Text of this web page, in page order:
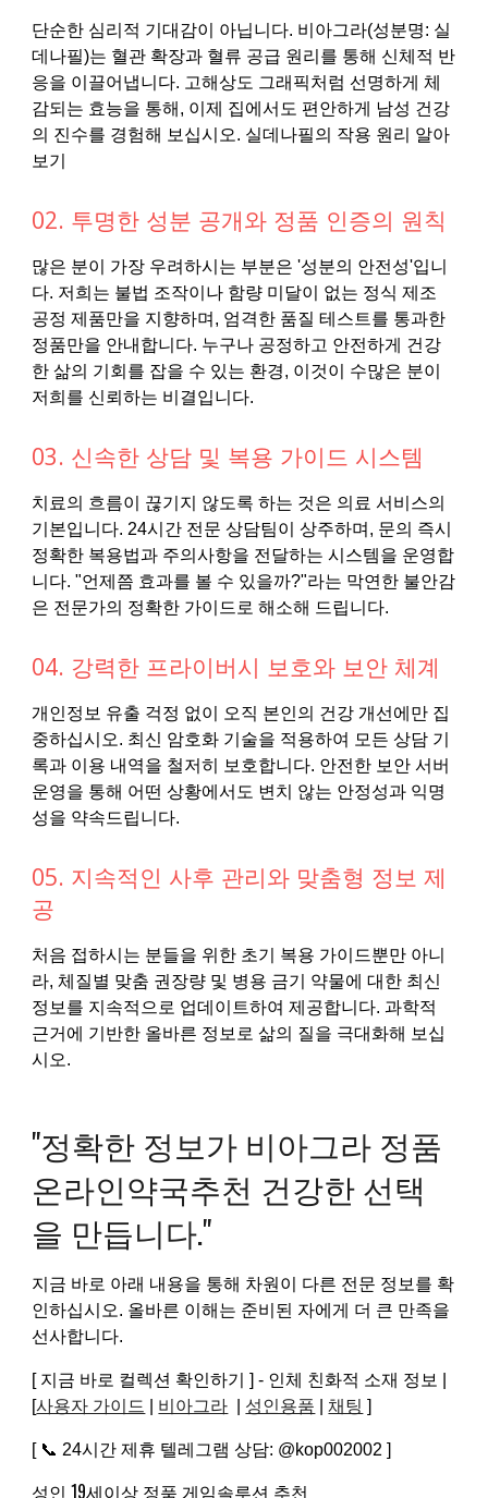
단순한 심리적 기대감이 아닙니다. 비아그라(성분명: 실
데나필)는 혈관 확장과 혈류 공급 원리를 통해 신체적 반
응을 이끌어냅니다. 고해상도 그래픽처럼 선명하게 체
감되는 효능을 통해, 이제 집에서도 편안하게 남성 건강
의 진수를 경험해 보십시오. 실데나필의 작용 원리 알아
보기
02. 투명한 성분 공개와 정품 인증의 원칙
많은 분이 가장 우려하시는 부분은 '성분의 안전성'입니
다. 저희는 불법 조작이나 함량 미달이 없는 정식 제조
공정 제품만을 지향하며, 엄격한 품질 테스트를 통과한
정품만을 안내합니다. 누구나 공정하고 안전하게 건강
한 삶의 기회를 잡을 수 있는 환경, 이것이 수많은 분이
저희를 신뢰하는 비결입니다.
03. 신속한 상담 및 복용 가이드 시스템
치료의 흐름이 끊기지 않도록 하는 것은 의료 서비스의
기본입니다. 24시간 전문 상담팀이 상주하며, 문의 즉시
정확한 복용법과 주의사항을 전달하는 시스템을 운영합
니다. "언제쯤 효과를 볼 수 있을까?"라는 막연한 불안감
은 전문가의 정확한 가이드로 해소해 드립니다.
04. 강력한 프라이버시 보호와 보안 체계
개인정보 유출 걱정 없이 오직 본인의 건강 개선에만 집
중하십시오. 최신 암호화 기술을 적용하여 모든 상담 기
록과 이용 내역을 철저히 보호합니다. 안전한 보안 서버
운영을 통해 어떤 상황에서도 변치 않는 안정성과 익명
성을 약속드립니다.
05. 지속적인 사후 관리와 맞춤형 정보 제
공
처음 접하시는 분들을 위한 초기 복용 가이드뿐만 아니
라, 체질별 맞춤 권장량 및 병용 금기 약물에 대한 최신
정보를 지속적으로 업데이트하여 제공합니다. 과학적
근거에 기반한 올바른 정보로 삶의 질을 극대화해 보십
시오.
"정확한 정보가 비아그라 정품
온라인약국추천 건강한 선택
을 만듭니다."
지금 바로 아래 내용을 통해 차원이 다른 전문 정보를 확
인하십시오. 올바른 이해는 준비된 자에게 더 큰 만족을
선사합니다.
[ 지금 바로 컬렉션 확인하기 ] - 인체 친화적 소재 정보 |
[사용자 가이드 비아그라 성인용품 채팅 ]
[ 📞 24시간 제휴 텔레그램 상담: @kop002002 ]
성인 19세이상 정품 게임솔루션 추천